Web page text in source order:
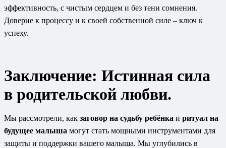
эффективность, с чистым сердцем и без тени сомнения.
Доверие к процессу и к своей собственной силе – ключ к
успеху.
Заключение: Истинная сила
в родительской любви.
Мы рассмотрели, как заговор на судьбу ребёнка и ритуал на
будущее малыша могут стать мощными инструментами для
защиты и поддержки вашего малыша. Мы углубились в